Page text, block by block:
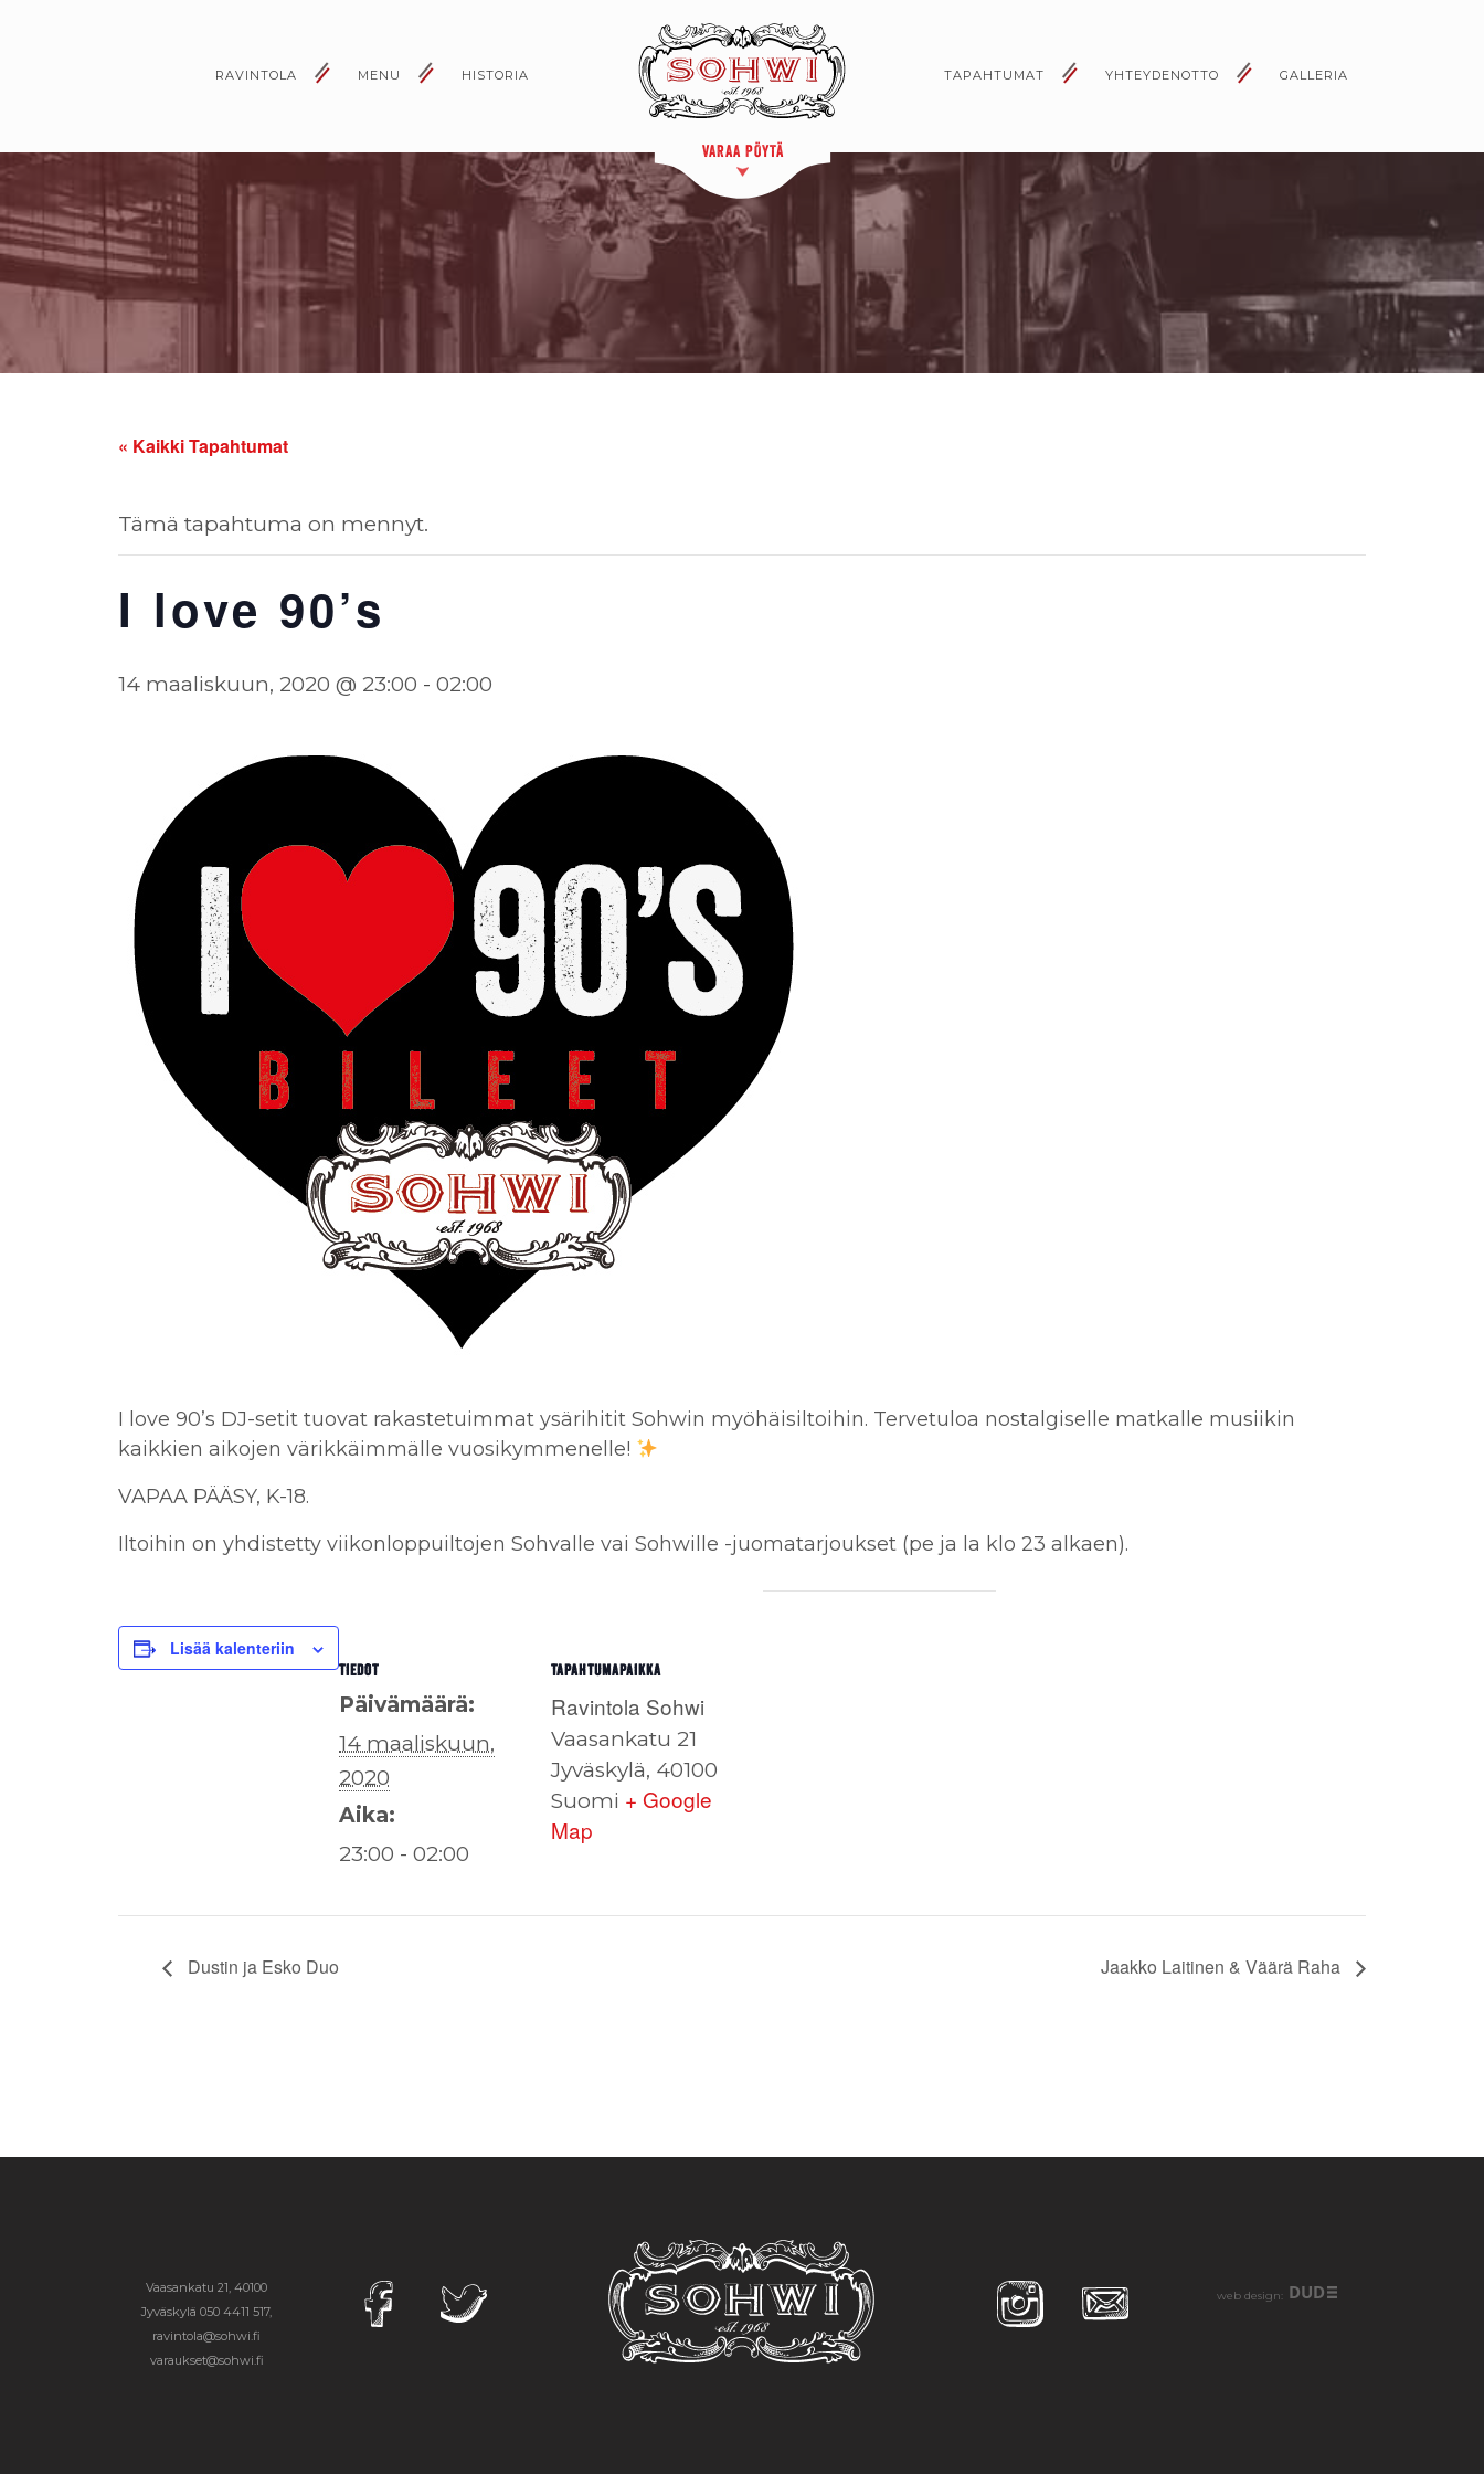
RAVINTOLA MENU HISTORIA TAPAHTUMAT YHTEYDENOTTO GALLERIA
VARAA PÖYTÄ
« Kaikki Tapahtumat
Tämä tapahtuma on mennyt.
I love 90’s
14 maaliskuun, 2020 @ 23:00 - 02:00
I love 90’s DJ-setit tuovat rakastetuimmat ysärihitit Sohwin myöhäisiltoihin. Tervetuloa nostalgiselle matkalle musiikin
kaikkien aikojen värikkäimmälle vuosikymmenelle!
VAPAA PÄÄSY, K-18.
Iltoihin on yhdistetty viikonloppuiltojen Sohvalle vai Sohwille -juomatarjoukset (pe ja la klo 23 alkaen).
Lisää kalenteriin
TIEDOT
Päivämäärä:
14 maaliskuun,
2020
Aika:
23:00 - 02:00
TAPAHTUMAPAIKKA
Ravintola Sohwi
Vaasankatu 21
Jyväskylä, 40100
Suomi + Google
Map
Dustin ja Esko Duo Jaakko Laitinen & Väärä Raha
Vaasankatu 21, 40100
Jyväskylä 050 4411 517,
ravintola@sohwi.fi
varaukset@sohwi.fi
web design: DUD